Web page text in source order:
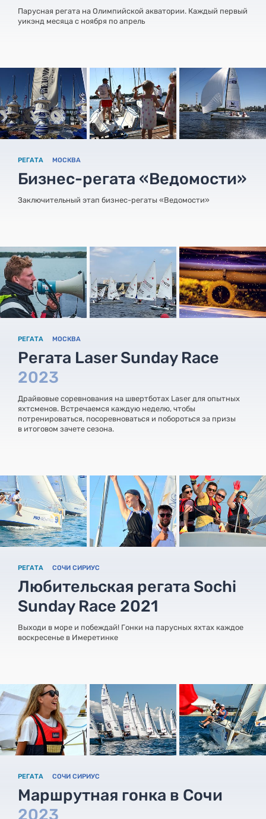
Парусная регата на Олимпийской акватории. Каждый первый
уикэнд месяца с ноября по апрель
РЕГАТА МОСКВА
Бизнес-регата «Ведомости»
Заключительный этап бизнес-регаты «Ведомости»
РЕГАТА МОСКВА
Регата Laser Sunday Race
2023
Драйвовые соревнования на швертботах Laser для опытных
яхтсменов. Встречаемся каждую неделю, чтобы
потренироваться, посоревноваться и побороться за призы
в итоговом зачете сезона.
РЕГАТА СОЧИ СИРИУС
Любительская регата Sochi
Sunday Race 2021
Выходи в море и побеждай! Гонки на парусных яхтах каждое
воскресенье в Имеретинке
РЕГАТА СОЧИ СИРИУС
Маршрутная гонка в Сочи
2023